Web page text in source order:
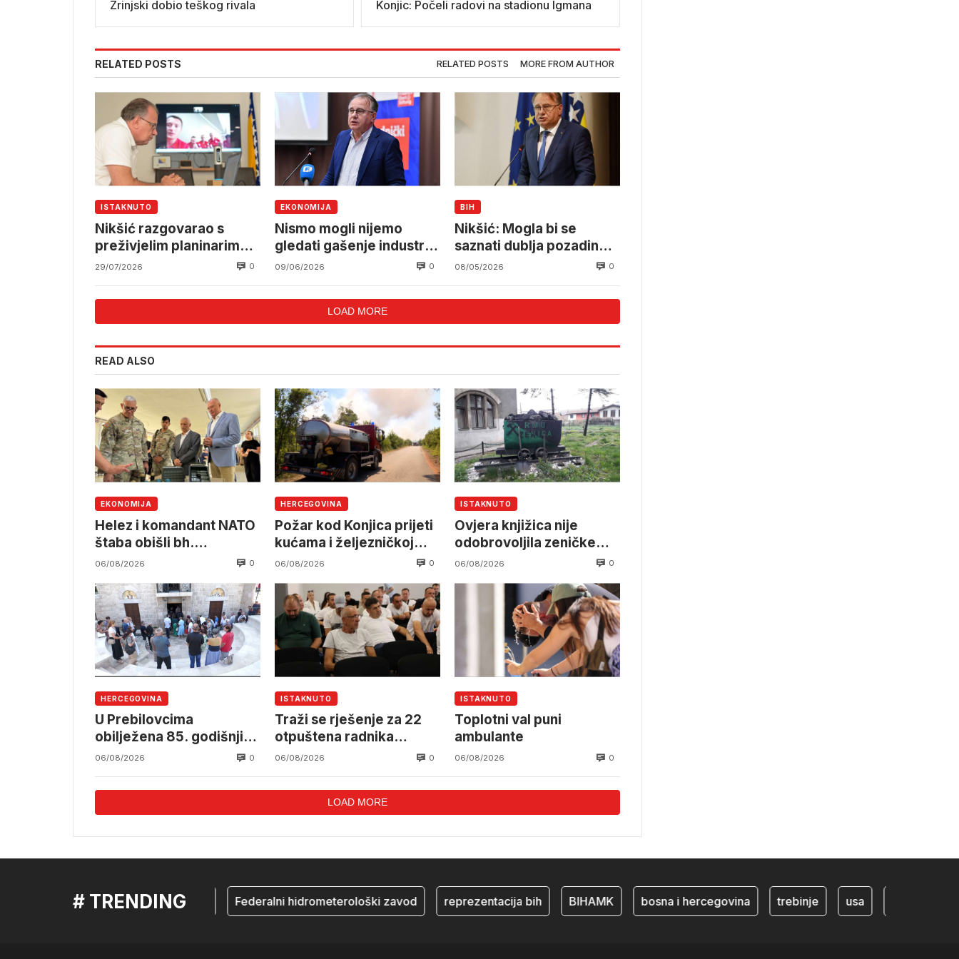
Zrinjski dobio teškog rivala Konjic: Počeli radovi na stadionu Igmana
RELATED POSTS RELATED POSTS MORE FROM AUTHOR
ISTAKNUTO
Nikšić razgovarao s
preživjelim planinarima i
spasilačkim timom nakon
29/07/2026 0
EKONOMIJA
Nismo mogli nijemo
gledati gašenje industrije
i gubitak radnih mjesta
09/06/2026 0
BIH
Nikšić: Mogla bi se
saznati dublja pozadina
spora sa
nije opcija dići ruke od
08/05/2026 0
LOAD MORE
READ ALSO
EKONOMIJA
Helez i komandant NATO
štaba obišli bh.
namjensku industriju
06/08/2026 0
HERCEGOVINA
Požar kod Konjica prijeti
kućama i željezničkoj
pruzi, očekuje se
OSBiH
06/08/2026 0
ISTAKNUTO
Ovjera knjižica nije
odobrovoljila zeničke
rudare u jami Raspotočje
06/08/2026 0
HERCEGOVINA
U Prebilovcima
obilježena 85. godišnjica
stradanja 4.000
nacionalnosti
06/08/2026 0
ISTAKNUTO
Traži se rješenje za 22
otpuštena radnika
Komunalnog Mostar
06/08/2026 0
ISTAKNUTO
Toplotni val puni
ambulante
06/08/2026 0
LOAD MORE
# TRENDING
mostar Federalni hidrometerološki zavod reprezentacija bih BIHAMK bosna i hercegovina trebinje